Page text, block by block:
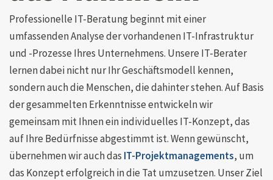
Professionelle IT-Beratung beginnt mit einer
umfassenden Analyse der vorhandenen IT-Infrastruktur
und -Prozesse Ihres Unternehmens. Unsere IT-Berater
lernen dabei nicht nur Ihr Geschäftsmodell kennen,
sondern auch die Menschen, die dahinter stehen. Auf Basis
der gesammelten Erkenntnisse entwickeln wir
gemeinsam mit Ihnen ein individuelles IT-Konzept, das
auf Ihre Bedürfnisse abgestimmt ist. Wenn gewünscht,
übernehmen wir auch das IT-Projektmanagements, um
das Konzept erfolgreich in die Tat umzusetzen. Unser Ziel